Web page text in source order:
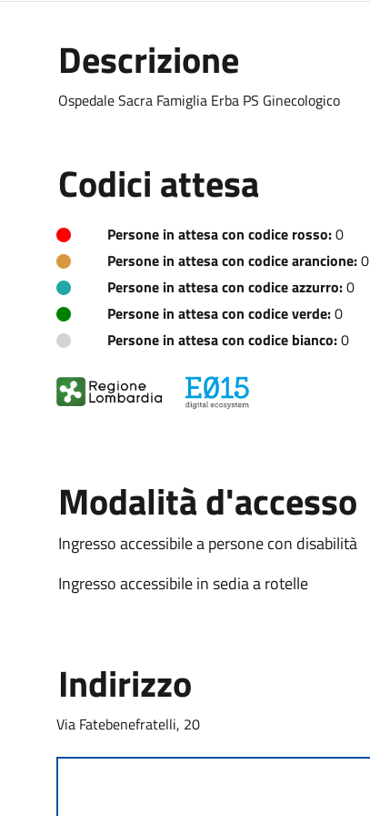
Descrizione
Ospedale Sacra Famiglia Erba PS Ginecologico
Codici attesa
Persone in attesa con codice rosso:0
Persone in attesa con codice arancione:0
Persone in attesa con codice azzurro:0
Persone in attesa con codice verde:0
Persone in attesa con codice bianco:0
Modalità d'accesso
Ingresso accessibile a persone con disabilità
Ingresso accessibile in sedia a rotelle
Indirizzo
Via Fatebenefratelli, 20